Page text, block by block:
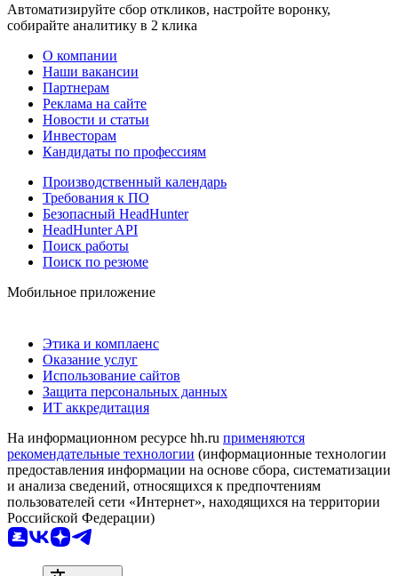
Автоматизируйте сбор откликов, настройте воронку,
собирайте аналитику в 2 клика
О компании
Наши вакансии
Партнерам
Реклама на сайте
Новости и статьи
Инвесторам
Кандидаты по профессиям
Производственный календарь
Требования к ПО
Безопасный HeadHunter
HeadHunter API
Поиск работы
Поиск по резюме
Мобильное приложение
Этика и комплаенс
Оказание услуг
Использование сайтов
Защита персональных данных
ИТ аккредитация
На информационном ресурсе hh.ru применяются
рекомендательные технологии (информационные технологии
предоставления информации на основе сбора, систематизации
и анализа сведений, относящихся к предпочтениям
пользователей сети «Интернет», находящихся на территории
Российской Федерации)